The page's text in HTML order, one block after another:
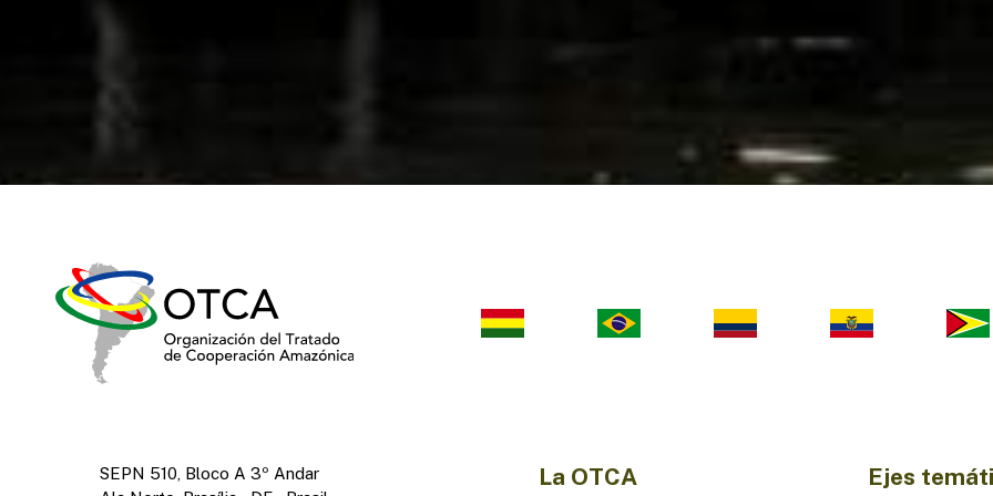
SEPN 510, Bloco A 3º Andar
La OTCA Ejes